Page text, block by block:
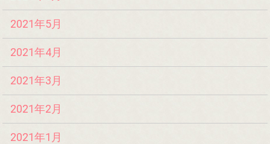
2021年5月
2021年4月
2021年3月
2021年2月
2021年1月